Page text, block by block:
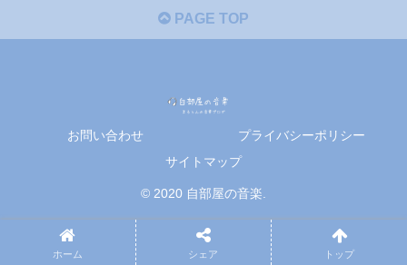
PAGE TOP
お問い合わせ
プライバシーポリシー
サイトマップ
© 2020 自部屋の音楽.
ホーム シェア トップ